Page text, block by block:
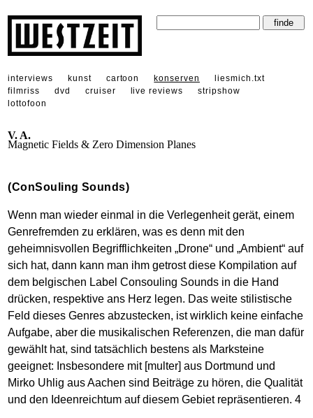
interviews kunst cartoon konserven
liesmich.txt
filmriss
dvd cruiser live reviews
stripshow
lottofoon
V. A.
Magnetic Fields & Zero Dimension Planes
(ConSouling Sounds)
Wenn man wieder einmal in die Verlegenheit gerät, einem
Genrefremden zu erklären, was es denn mit den
geheimnisvollen Begrifflichkeiten „Drone“ und „Ambient“ auf
sich hat, dann kann man ihm getrost diese Kompilation auf
dem belgischen Label Consouling Sounds in die Hand
drücken, respektive ans Herz legen. Das weite stilistische
Feld dieses Genres abzustecken, ist wirklich keine einfache
Aufgabe, aber die musikalischen Referenzen, die man dafür
gewählt hat, sind tatsächlich bestens als Marksteine
geeignet: Insbesondere mit [multer] aus Dortmund und
Mirko Uhlig aus Aachen sind Beiträge zu hören, die Qualität
und den Ideenreichtum auf diesem Gebiet repräsentieren. 4